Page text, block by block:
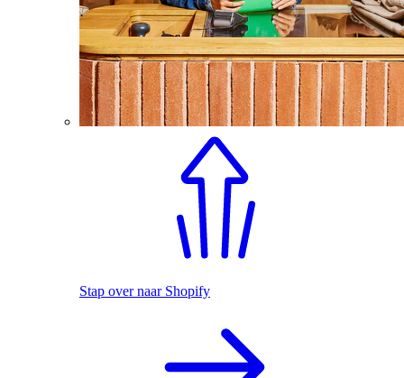
Stap over naar Shopify